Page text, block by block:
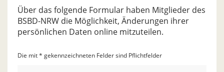
Über das folgende Formular haben Mitglieder des
BSBD-NRW die Möglichkeit, Änderungen ihrer
persönlichen Daten online mitzuteilen.
Die mit * gekennzeichneten Felder sind Pflichtfelder